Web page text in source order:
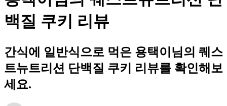
백질 쿠키 리뷰
간식에 일반식으로 먹은 용택이님의 퀘스
트뉴트리션 단백질 쿠키 리뷰를 확인해보
세요.